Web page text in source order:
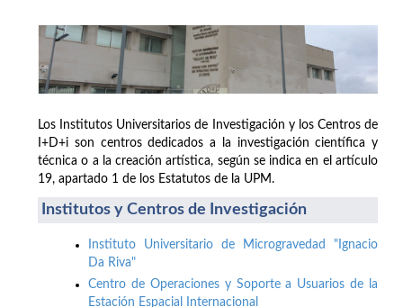
Los Institutos Universitarios de Investigación y los Centros de
I+D+i son centros dedicados a la investigación científica y
técnica o a la creación artística, según se indica en el artículo
19, apartado 1 de los Estatutos de la UPM.
Institutos y Centros de Investigación
Instituto Universitario de Microgravedad "Ignacio
Da Riva"
Centro de Operaciones y Soporte a Usuarios de la
Estación Espacial Internacional